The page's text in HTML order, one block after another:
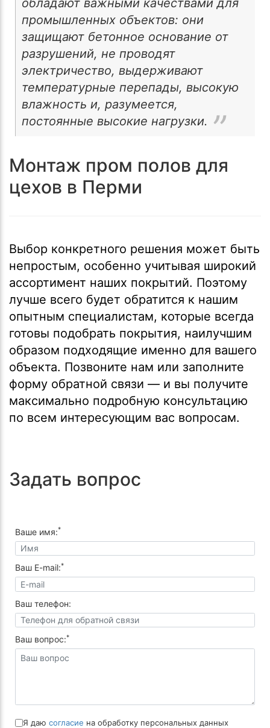
промышленных объектов: они
защищают бетонное основание от
разрушений, не проводят
электричество, выдерживают
температурные перепады, высокую
влажность и, разумеется,
постоянные высокие нагрузки.
Монтаж пром полов для
цехов в Перми
Выбор конкретного решения может быть
непростым, особенно учитывая широкий
ассортимент наших покрытий. Поэтому
лучше всего будет обратится к нашим
опытным специалистам, которые всегда
готовы подобрать покрытия, наилучшим
образом подходящие именно для вашего
объекта. Позвоните нам или заполните
форму обратной связи — и вы получите
максимально подробную консультацию
по всем интересующим вас вопросам.
Задать вопрос
Ваше имя:*
Ваш E-mail:*
Ваш телефон:
Ваш вопрос:*
Я даю согласие на обработку персональных данных